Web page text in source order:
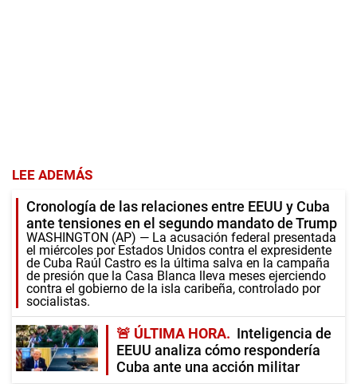
LEE ADEMÁS
Cronología de las relaciones entre EEUU y Cuba
ante tensiones en el segundo mandato de Trump
WASHINGTON (AP) — La acusación federal presentada
el miércoles por Estados Unidos contra el expresidente
de Cuba Raúl Castro es la última salva en la campaña
de presión que la Casa Blanca lleva meses ejerciendo
contra el gobierno de la isla caribeña, controlado por
socialistas.
🚨 ÚLTIMA HORA
Inteligencia de
EEUU analiza cómo respondería
Cuba ante una acción militar